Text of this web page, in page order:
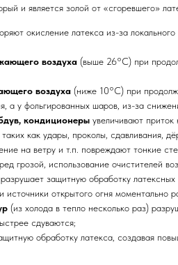
и является золой от «сгоревшего»
окисление латекса из-за
воздуха (выше 26°C) при
воздуха (ниже 10°C) при
а у фольгированных шаров, из-за
кондиционеры увеличивают
таких как удары, проколы, сдавливания,
на ветру и т.п. повреждают тонкие
грозой, использование очистителей
разрушает защитную обработку
и источники открытого огня
(из холода в тепло несколько раз)
сдуваются;
обработку латекса, создавая